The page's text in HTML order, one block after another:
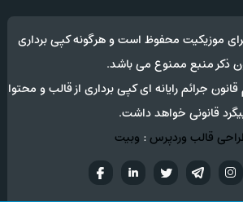
موزیکیت محفوظ است و هرگونه کپی برداری
ذکر منبع ممنوع می باشد.
سوم قانون جرائم رایانه ای کپی برداری از قالب و محتوا
قانونی خواهد داشت.
قالب وردپرس: وبیت
تويترتلگراماینستاگرام آپارات